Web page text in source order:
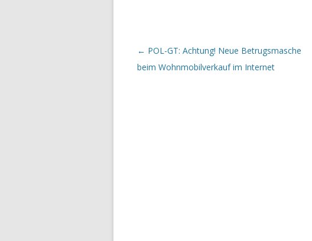
Beitrags-Navigation
← POL-GT: Achtung! Neue Betrugsmasche
beim Wohnmobilverkauf im Internet